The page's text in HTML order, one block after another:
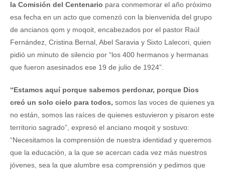
la Comisión del Centenario para conmemorar el año próximo
esa fecha en un acto que comenzó con la bienvenida del grupo
de ancianos qom y moqoit, encabezados por el pastor Raúl
Fernández, Cristina Bernal, Abel Saravia y Sixto Lalecori, quien
pidió un minuto de silencio por “los 400 hermanos y hermanas
que fueron asesinados ese 19 de julio de 1924”.
“Estamos aquí porque sabemos perdonar, porque Dios
creó un solo cielo para todos, somos las voces de quienes ya
no están, somos las raíces de quienes estuvieron y pisaron este
territorio sagrado”, expresó el anciano moqoit y sostuvo:
“Necesitamos la comprensión de nuestra identidad y queremos
que la educación, a la que se acercan cada vez más nuestros
jóvenes, sea la que alumbre esa comprensión y pedimos que